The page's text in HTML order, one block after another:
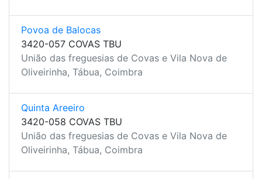
Povoa de Balocas
3420-057 COVAS TBU
União das freguesias de Covas e Vila Nova de
Oliveirinha, Tábua, Coimbra
Quinta Areeiro
3420-058 COVAS TBU
União das freguesias de Covas e Vila Nova de
Oliveirinha, Tábua, Coimbra